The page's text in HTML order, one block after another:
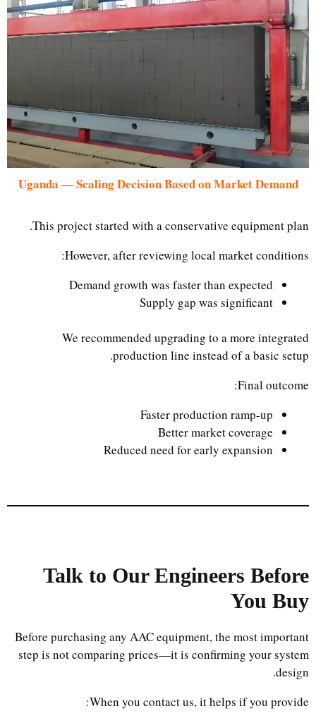
Uganda — Scaling Decision Based on Market Demand
This project started with a conservative equipment plan.
However, after reviewing local market conditions:
Demand growth was faster than expected
Supply gap was significant
We recommended upgrading to a more integrated
production line instead of a basic setup.
Final outcome:
Faster production ramp-up
Better market coverage
Reduced need for early expansion
Talk to Our Engineers Before
You Buy
Before purchasing any AAC equipment, the most important
step is not comparing prices—it is confirming your system
design.
When you contact us, it helps if you provide:
Portuguese
Italian
Indonesian
Malay
Uzbek